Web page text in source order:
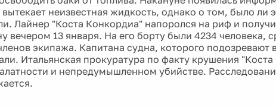
неизвестная жидкость, однако о том, было ли
Лайнер "Коста Конкордиа" напоролся на риф и
вечером 13 января. На его борту были 4234 человека,
экипажа. Капитана судна, которого подозревают
Итальянская прокуратура по факту крушения
и непредумышленном убийстве.